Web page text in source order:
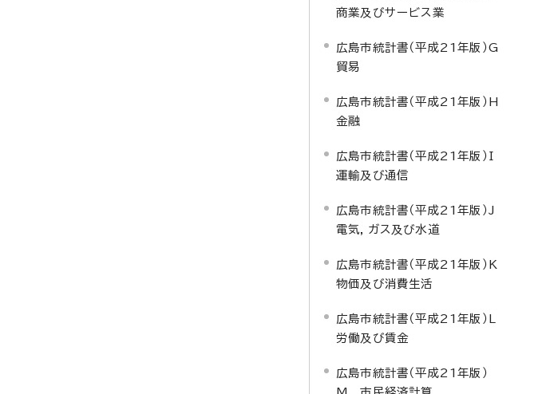
商業及びサービス業
広島市統計書（平成21年版）G
貿易
広島市統計書（平成21年版）H
金融
広島市統計書（平成21年版）I
運輸及び通信
広島市統計書（平成21年版）J
電気，ガス及び水道
広島市統計書（平成21年版）K
物価及び消費生活
広島市統計書（平成21年版）L
労働及び賃金
広島市統計書（平成21年版）